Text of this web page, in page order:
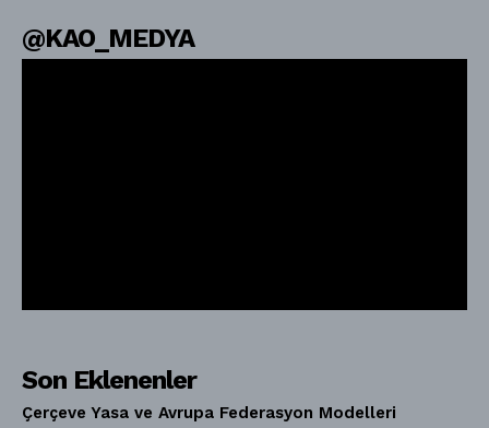
@KAO_MEDYA
Son Eklenenler
Çerçeve Yasa ve Avrupa Federasyon Modelleri